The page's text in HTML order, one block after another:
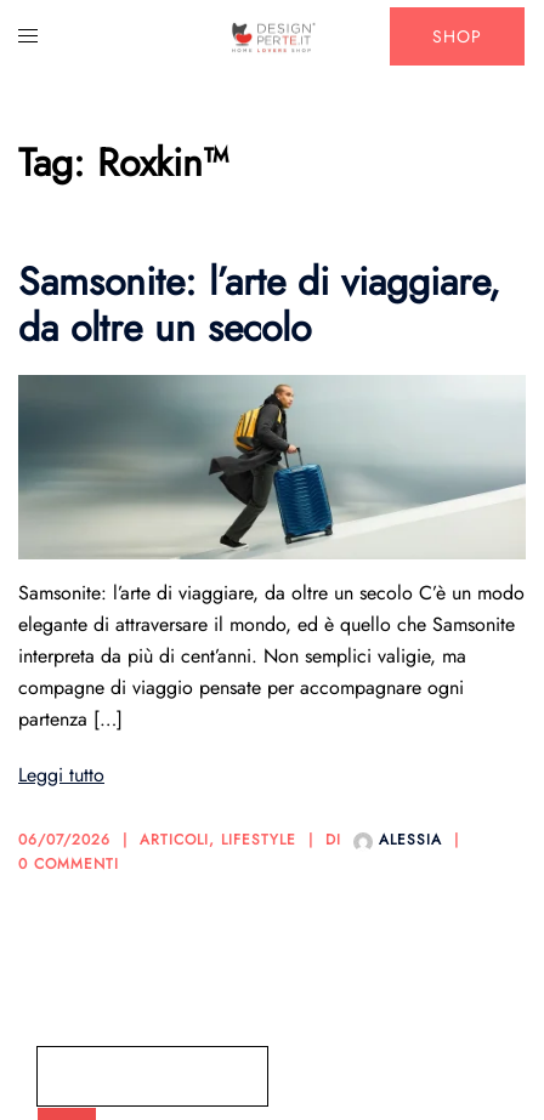
Mostra/Nascondi
SHOP
Tag: Roxkin™
Samsonite: l’arte di viaggiare,
da oltre un secolo
Samsonite: l’arte di viaggiare, da oltre un secolo C’è un modo
elegante di attraversare il mondo, ed è quello che Samsonite
interpreta da più di cent’anni. Non semplici valigie, ma
compagne di viaggio pensate per accompagnare ogni
partenza […]
Leggi tutto
06/07/2026 ARTICOLI, LIFESTYLE DI
ALESSIA
0 COMMENTI